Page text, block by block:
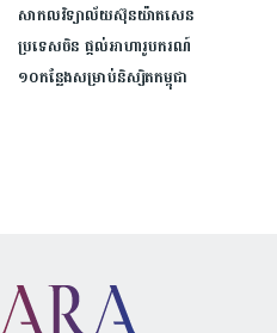
សាកលវិទ្យាល័យ​ស៊ុនយ៉ាតសេន
ប្រទេសចិន ផ្តល់អាហារូបករណ៍​
១០កន្លែង​សម្រាប់​និស្សិត​កម្ពុជា